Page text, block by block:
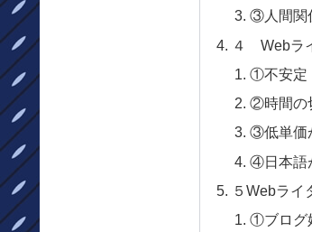
③人間関
４ Webラ
①不安定
②時間の
③低単価
④日本語
５Webライ
①ブログ